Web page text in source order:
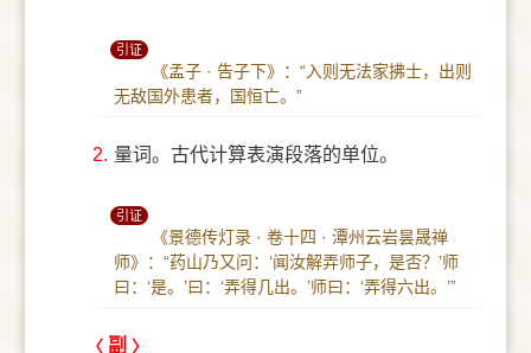
引证
《孟子 · 告子下》：“入则无法家拂士，出则
无敌国外患者，国恒亡。”
2. 量词。古代计算表演段落的单位。
引证
《景德传灯录 · 卷十四 · 潭州云岩昙晟禅
师》：“药山乃又问：‘闻汝解弄师子，是否？’师
曰：‘是。’曰：‘弄得几出。’师曰：‘弄得六出。’”
副